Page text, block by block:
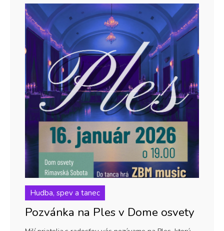
Hudba, spev a tanec
Pozvánka na Ples v Dome osvety